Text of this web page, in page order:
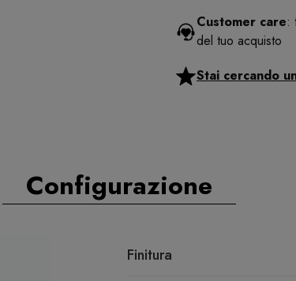
Customer care:
del tuo acquisto
Stai cercando
Configurazione
Finitura